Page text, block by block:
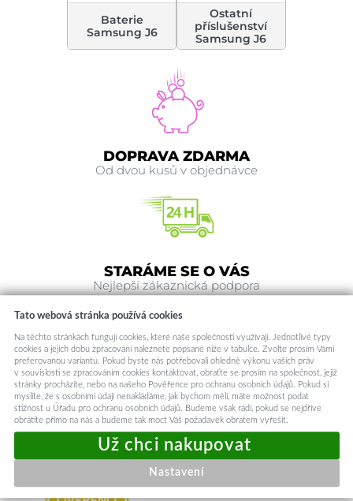
Baterie
Samsung J6
Ostatní
příslušenství
Samsung J6
DOPRAVA ZDARMA
Od dvou kusů v objednávce
STARÁME SE O VÁS
Nejlepší zákaznická podpora
RYCHLE ODESÍLÁME
Odesíláme v den objednávky
Tato webová stránka používá cookies
Na těchto stránkách fungují cookies, které naše společnosti využívají. Jednotlivé typy
cookies a jejich dobu zpracování naleznete popsané níže v tabulce. Zvolte prosím Vámi
preferovanou variantu. Pokud byste nás potřebovali ohledně výkonu vašich práv
v souvislosti se zpracováním cookies kontaktovat, obraťte se prosím na společnost, jejíž
stránky procházíte, nebo na našeho Pověřence pro ochranu osobních údajů. Pokud si
myslíte, že s osobními údaji nenakládáme, jak bychom měli, máte možnost podat
stížnost u Úřadu pro ochranu osobních údajů. Budeme však rádi, pokud se nejdříve
obrátíte přímo na nás a budeme tak moct Váš požadavek obratem vyřešit.
Nastavení